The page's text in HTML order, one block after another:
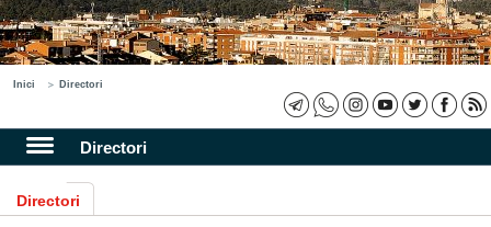
Inici Directori
Directori
Directori